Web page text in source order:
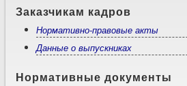
Заказчикам кадров
Нормативно-правовые акты
Данные о выпускниках
Нормативные документы